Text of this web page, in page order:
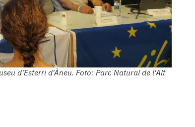
d'Esterri d'Àneu. Foto: Parc Natural de l'Alt